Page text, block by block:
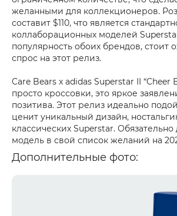
желанными для коллекционеров.
составит $110, что является
коллаборационных моделей
популярность обоих брендов, стоит
спрос на этот релиз.
Care Bears x adidas Superstar II “Cheer
просто кроссовки, это яркое
позитива. Этот релиз идеально
ценит уникальный дизайн,
классических Superstar. Обязательно
модель в свой список желаний на
Дополнительные фото: